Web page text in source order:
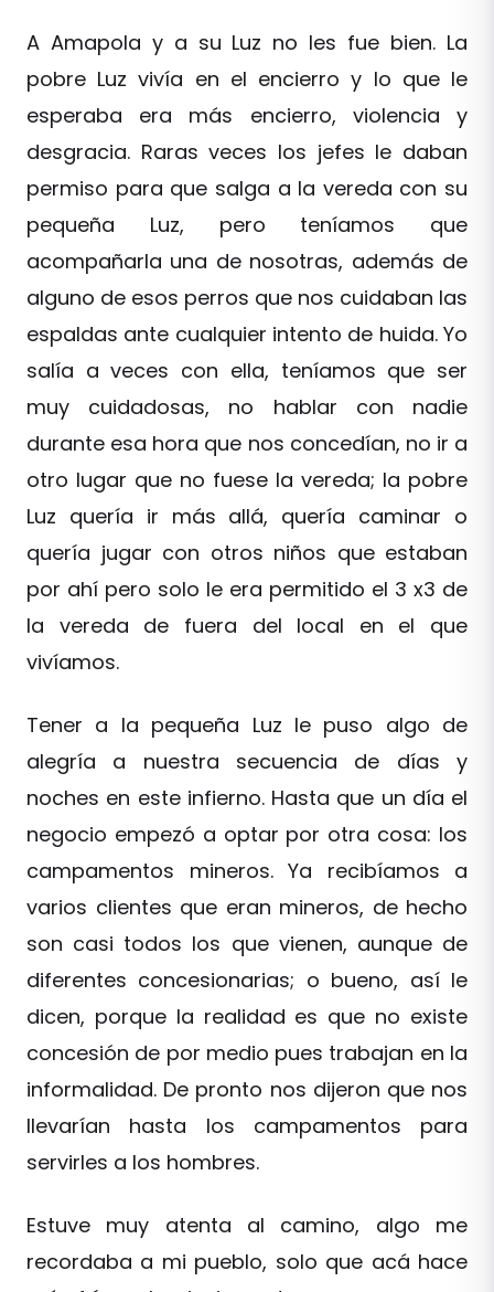
A Amapola y a su Luz no les fue bien. La
pobre Luz vivía en el encierro y lo que le
esperaba era más encierro, violencia y
desgracia. Raras veces los jefes le daban
permiso para que salga a la vereda con su
pequeña Luz, pero teníamos que
acompañarla una de nosotras, además de
alguno de esos perros que nos cuidaban las
espaldas ante cualquier intento de huida. Yo
salía a veces con ella, teníamos que ser
muy cuidadosas, no hablar con nadie
durante esa hora que nos concedían, no ir a
otro lugar que no fuese la vereda; la pobre
Luz quería ir más allá, quería caminar o
quería jugar con otros niños que estaban
por ahí pero solo le era permitido el 3 x3 de
la vereda de fuera del local en el que
vivíamos.
Tener a la pequeña Luz le puso algo de
alegría a nuestra secuencia de días y
noches en este infierno. Hasta que un día el
negocio empezó a optar por otra cosa: los
campamentos mineros. Ya recibíamos a
varios clientes que eran mineros, de hecho
son casi todos los que vienen, aunque de
diferentes concesionarias; o bueno, así le
dicen, porque la realidad es que no existe
concesión de por medio pues trabajan en la
informalidad. De pronto nos dijeron que nos
llevarían hasta los campamentos para
servirles a los hombres.
Estuve muy atenta al camino, algo me
recordaba a mi pueblo, solo que acá hace